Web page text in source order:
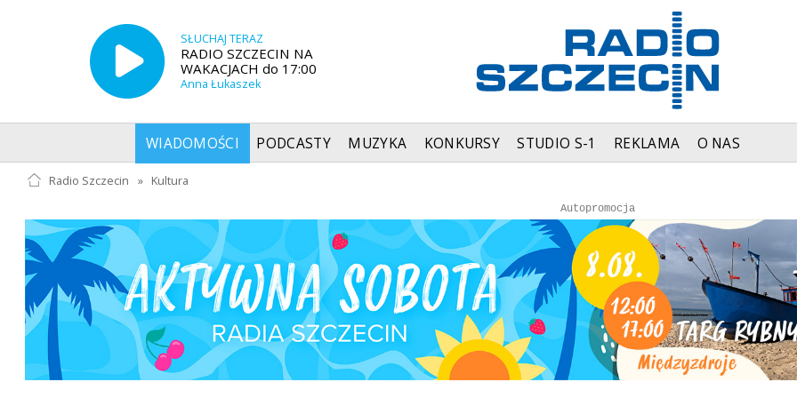
SŁUCHAJ TERAZ
RADIO SZCZECIN NA
WAKACJACH do 17:00
Anna Łukaszek
WIADOMOŚCI PODCASTY MUZYKA KONKURSY STUDIO S-1 REKLAMA O NAS
Radio Szczecin » Kultura
Autopromocja
Autopromocja
Reklama